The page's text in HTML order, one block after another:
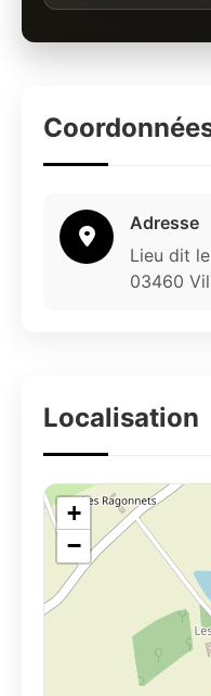
Adresse
Lieu dit
03460
Localisation
+
−